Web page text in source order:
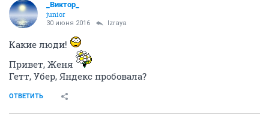
_Виктор_
juniоr
30 июня 2016 Izraya
Какие люди!
Привет, Женя
Гетт, Убер, Яндекс пробовала?
ОТВЕТИТЬ